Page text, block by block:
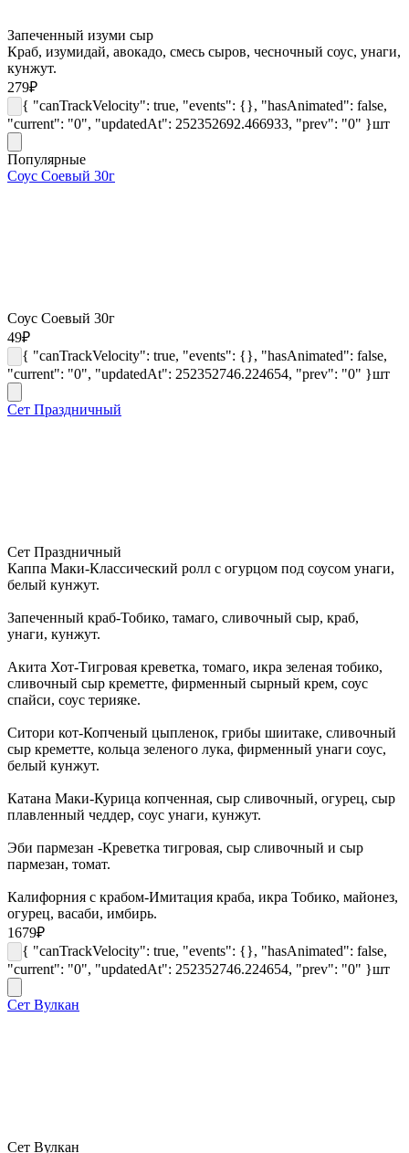
Запеченный изуми сыр
Краб, изумидай, авокадо, смесь сыров, чесночный соус, унаги,
кунжут.
279₽
{ "canTrackVelocity": true, "events": {}, "hasAnimated": false,
"current": "0", "updatedAt": 252352692.466933, "prev": "0" }шт
Популярные
Соус Соевый 30г
Соус Соевый 30г
49₽
{ "canTrackVelocity": true, "events": {}, "hasAnimated": false,
"current": "0", "updatedAt": 252352746.224654, "prev": "0" }шт
Сет Праздничный
Сет Праздничный
Каппа Маки-Классический ролл с огурцом под соусом унаги,
белый кунжут.
Запеченный краб-Тобико, тамаго, сливочный сыр, краб,
унаги, кунжут.
Акита Хот-Тигровая креветка, томаго, икра зеленая тобико,
сливочный сыр креметте, фирменный сырный крем, соус
спайси, соус терияке.
Ситори кот-Копченый цыпленок, грибы шиитаке, сливочный
сыр креметте, кольца зеленого лука, фирменный унаги соус,
белый кунжут.
Катана Маки-Курица копченная, сыр сливочный, огурец, сыр
плавленный чеддер, соус унаги, кунжут.
Эби пармезан -Креветка тигровая, сыр сливочный и сыр
пармезан, томат.
Калифорния с крабом-Имитация краба, икра Тобико, майонез,
огурец, васаби, имбирь.
1679₽
{ "canTrackVelocity": true, "events": {}, "hasAnimated": false,
"current": "0", "updatedAt": 252352746.224654, "prev": "0" }шт
Сет Вулкан
Сет Вулкан